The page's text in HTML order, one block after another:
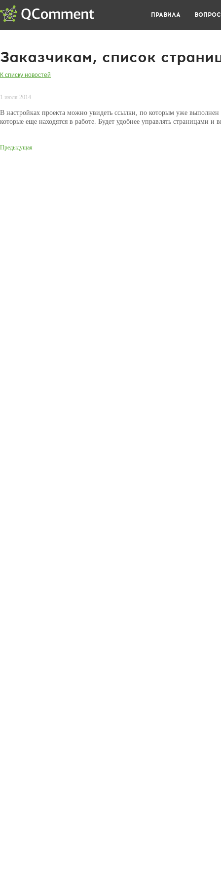
ПРАВИЛА
Заказчикам, список
К списку новостей
1 июля 2014
В настройках проекта можно увидеть ссылки, по которым уже
которые еще находятся в работе. Будет удобнее управлять страницами и
Предыдущая